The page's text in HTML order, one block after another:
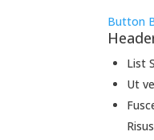
Button
List
Ut